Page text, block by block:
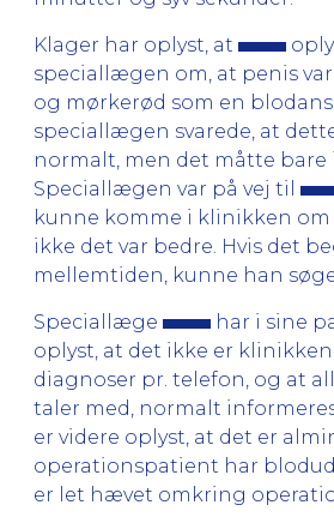
Klager har oplyst, at
speciallægen om, at penis
og mørkerød som en
speciallægen svarede, at
normalt, men det måtte bare
Speciallægen var på vej til
kunne komme i klinikken om
ikke det var bedre. Hvis det
mellemtiden, kunne han
Speciallæge
har i sine
oplyst, at det ikke er
diagnoser pr. telefon, og at
taler med, normalt
er videre oplyst, at det er
operationspatient har
er let hævet omkring